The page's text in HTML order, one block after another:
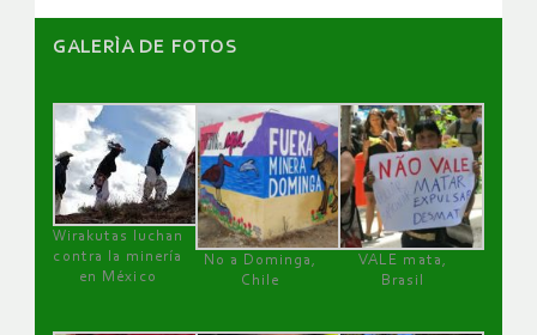
GALERÌA DE FOTOS
Wirakutas luchan
contra la minería
en México
No a Dominga,
Chile
VALE mata,
Brasil